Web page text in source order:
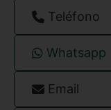
Teléfono
Whatsapp
Email